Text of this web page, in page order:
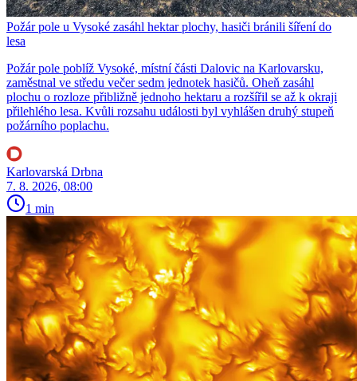
Požár pole u Vysoké zasáhl hektar plochy, hasiči bránili šíření do
lesa
Požár pole poblíž Vysoké, místní části Dalovic na Karlovarsku,
zaměstnal ve středu večer sedm jednotek hasičů. Oheň zasáhl
plochu o rozloze přibližně jednoho hektaru a rozšířil se až k okraji
přilehlého lesa. Kvůli rozsahu události byl vyhlášen druhý stupeň
požárního poplachu.
Karlovarská Drbna
7. 8. 2026, 08:00
1 min